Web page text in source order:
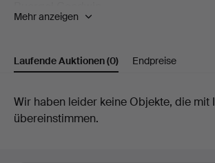
Two works by Esko Männikkö from his
nude studies.
Welcome to Crafoord Auktioner Lund!
Mehr anzeigen
Laufende Auktionen(0) Endpreise
Laufende
Wir haben leider keine Objekte, die mit
übereinstimmen.